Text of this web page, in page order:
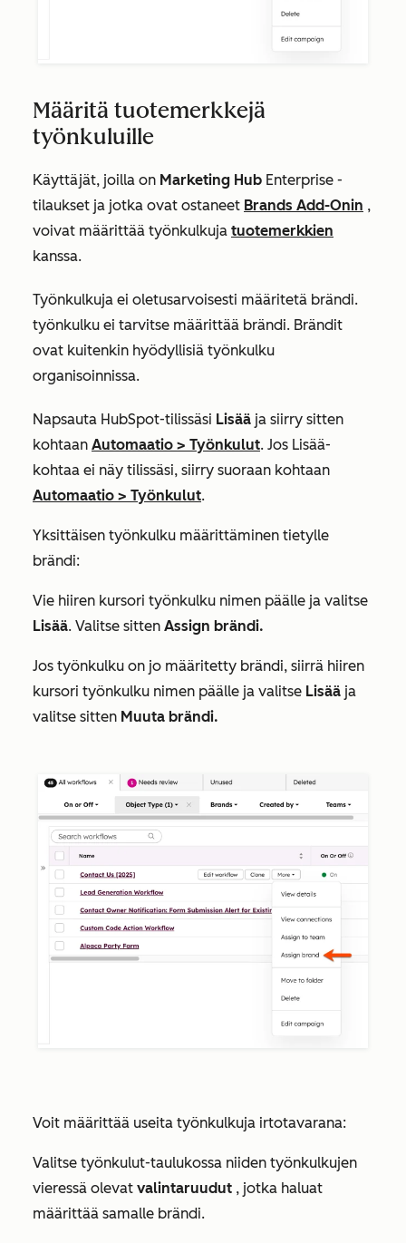
Määritä tuotemerkkejä
työnkuluille
Käyttäjät, joilla on Marketing Hub Enterprise -
tilaukset ja jotka ovat ostaneet Brands Add-Onin ,
voivat määrittää työnkulkuja tuotemerkkien
kanssa.
Työnkulkuja ei oletusarvoisesti määritetä brändi.
työnkulku ei tarvitse määrittää brändi. Brändit
ovat kuitenkin hyödyllisiä työnkulku
organisoinnissa.
Napsauta HubSpot-tilissäsi Lisää ja siirry sitten
kohtaan Automaatio > Työnkulut. Jos Lisää-
kohtaa ei näy tilissäsi, siirry suoraan kohtaan
Automaatio > Työnkulut.
Yksittäisen työnkulku määrittäminen tietylle
brändi:
Vie hiiren kursori työnkulku nimen päälle ja valitse
Lisää. Valitse sitten Assign brändi.
Jos työnkulku on jo määritetty brändi, siirrä hiiren
kursori työnkulku nimen päälle ja valitse Lisää ja
valitse sitten Muuta brändi.
Voit määrittää useita työnkulkuja irtotavarana:
Valitse työnkulut-taulukossa niiden työnkulkujen
vieressä olevat valintaruudut , jotka haluat
määrittää samalle brändi.